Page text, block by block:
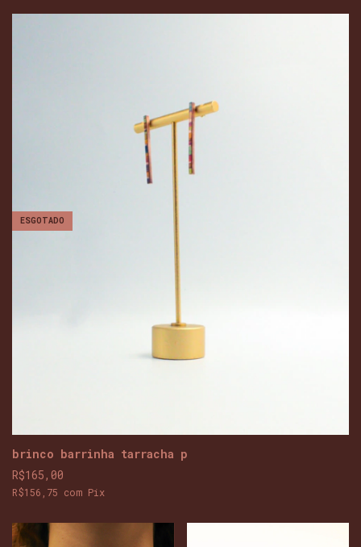
ESGOTADO
brinco barrinha tarracha p
R$165,00
R$156,75 com Pix